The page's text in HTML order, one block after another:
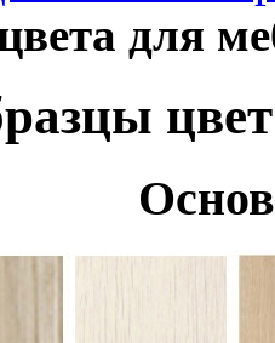
для